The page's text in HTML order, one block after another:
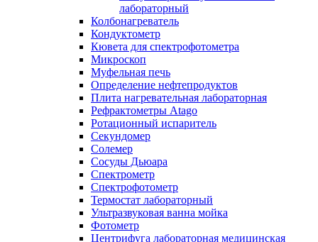
лабораторный
Колбонагреватель
Кондуктометр
Кювета для спектрофотометра
Микроскоп
Муфельная печь
Определение нефтепродуктов
Плита нагревательная лабораторная
Рефрактометры Atago
Ротационный испаритель
Секундомер
Солемер
Сосуды Дьюара
Спектрометр
Спектрофотометр
Термостат лабораторный
Ультразвуковая ванна мойка
Фотометр
Центрифуга лабораторная медицинская